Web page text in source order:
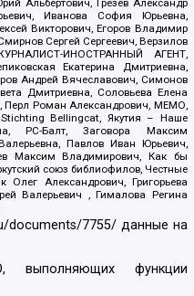
Иванова София Юрьевна,
Викторович, Егоров Владимир
Сергей Сергеевич, Верзилов
ИНОСТРАННЫЙ АГЕНТ,
Екатерина Дмитриевна,
Андрей Вячеславович, Симонов
Дмитриевна, Соловьева Елена
Перл Роман Александрович, МЕМО,
Bellingcat, Якутия – Наше
РС-Балт, Заговора Максим
Павлов Иван Юрьевич,
Максим Владимирович, Как бы
союз библиофилов, Честные
Олег Александрович, Григорьева
Валерьевич , Гималова Регина
documents/7755/ данные на
функции